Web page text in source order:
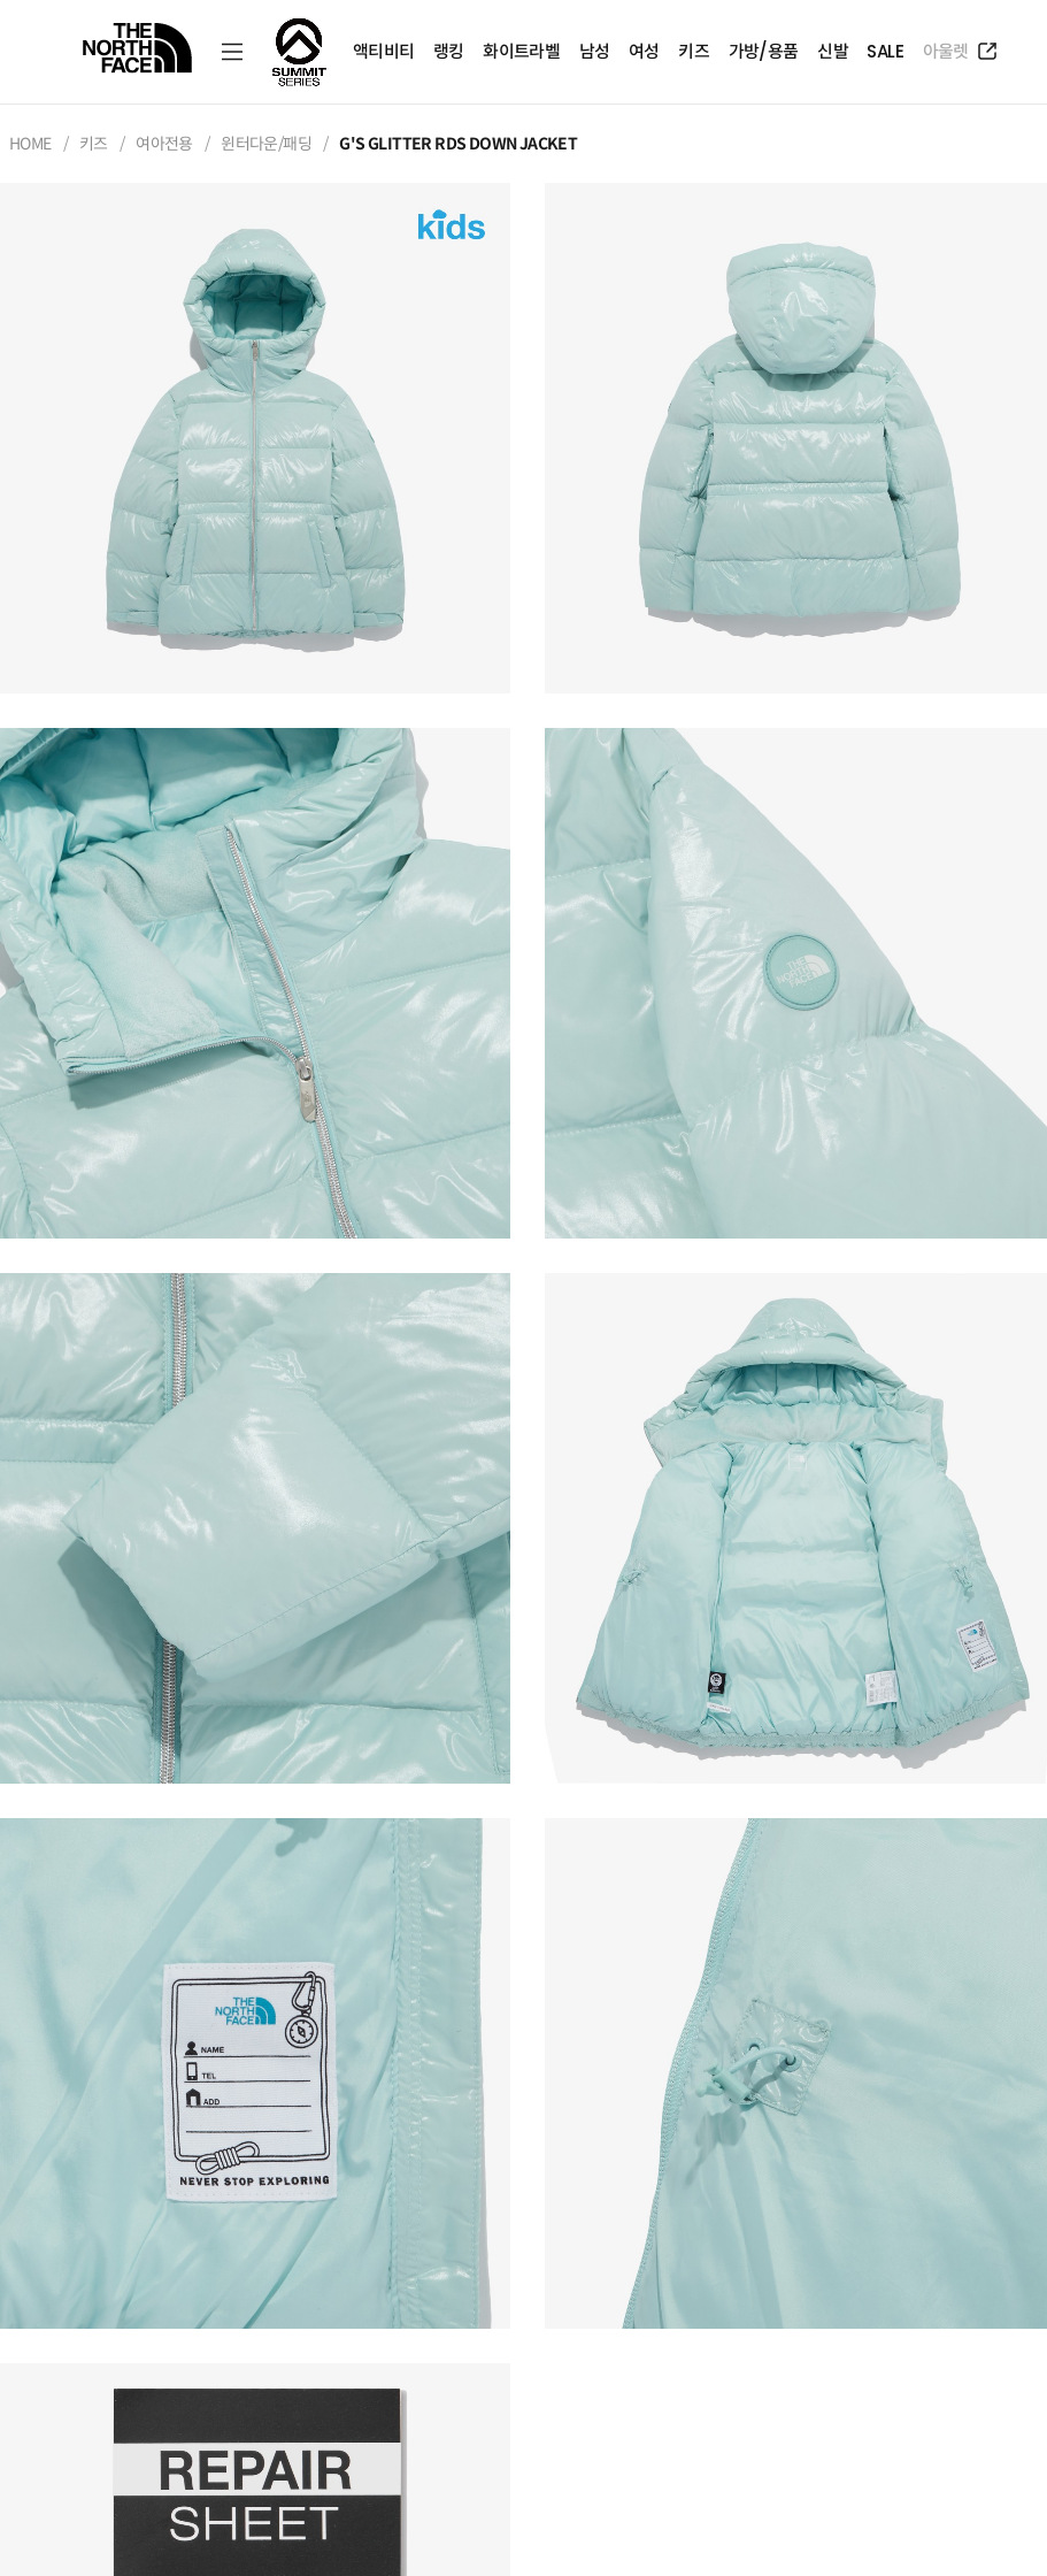
액티비티 랭킹 화이트라벨 남성 여성 키즈 가방/용품 신발 SALE 아울렛
HOME 키즈 여아전용 윈터다운/패딩 G'S GLITTER RDS DOWN JACKET